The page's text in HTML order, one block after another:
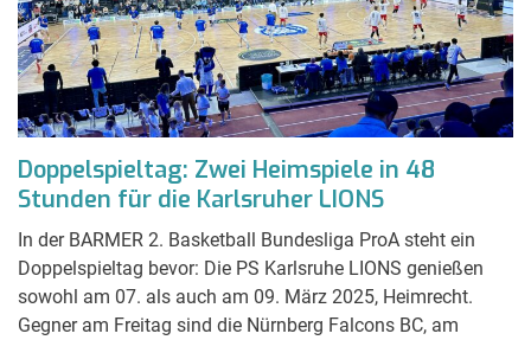
Doppelspieltag: Zwei Heimspiele in 48
Stunden für die Karlsruher LIONS
In der BARMER 2. Basketball Bundesliga ProA steht ein
Doppelspieltag bevor: Die PS Karlsruhe LIONS genießen
sowohl am 07. als auch am 09. März 2025, Heimrecht.
Gegner am Freitag sind die Nürnberg Falcons BC, am